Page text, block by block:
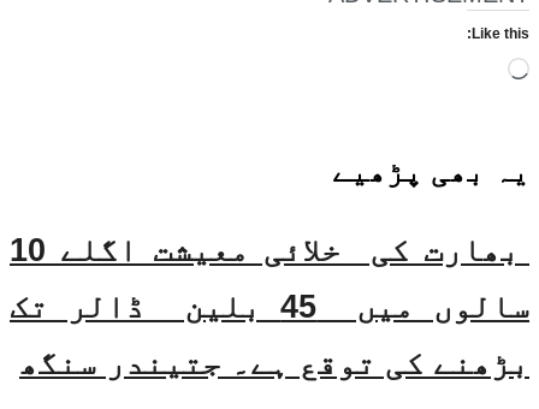
Like this:
Loading…
یہ بھی پڑھیے
بھارت کی خلائی معیشت اگلے 10
سالوں میں 45 بلین ڈالر تک
بڑھنے کی توقع ہے۔ جتیندر سنگھ